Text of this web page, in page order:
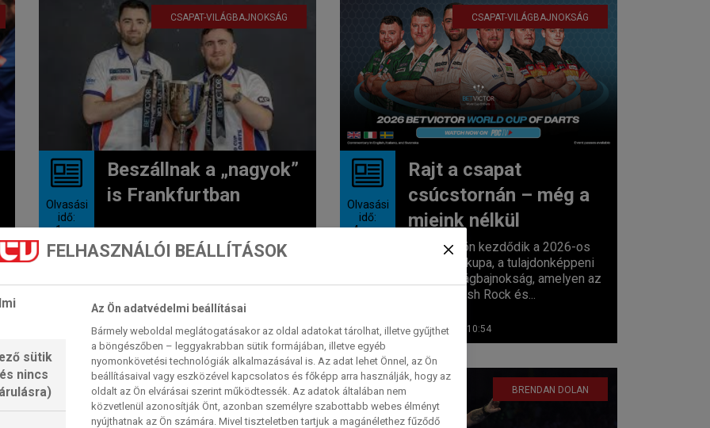
CSAPAT-VILÁGBAJNOKSÁG
Olvasási
idő:
< 1perc
Beszállnak a „nagyok”
is Frankfurtban
Szombaton már a kieséses
Darts). A...
2026. 06. 13. 11:18
CSAPAT-VILÁGBAJNOKSÁG
Olvasási
idő:
4perc
Rajt a csapat
csúcstornán – még a
mieink nélkül
Csütörtökön kezdődik a 2026-os
darts világkupa, a tulajdonképpeni
csapat-világbajnokság, amelyen az
északír Josh Rock és...
2026. 06. 11. 10:54
BAJNOKOK LIGÁJA BRENDAN DOLAN
FELHASZNÁLÓI BEÁLLÍTÁSOK
sütik
nincs
Az Ön adatvédelmi beállításai
Bármely weboldal meglátogatásakor az oldal adatokat tárolhat, illetve gyűjthet
a böngészőben – leggyakrabban sütik formájában, illetve egyéb
nyomonkövetési technológiák alkalmazásával is. Az adat lehet Önnel, az Ön
beállításaival vagy eszközével kapcsolatos és főképp arra használják, hogy az
oldalt az Ön elvárásai szerint működtessék. Az adatok általában nem
közvetlenül azonosítják Önt, azonban személyre szabottabb webes élményt
nyújthatnak az Ön számára. Mivel tiszteletben tartjuk a magánélethez fűződő